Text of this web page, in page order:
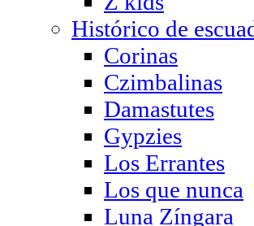
Histórico de
Corinas
Czimbalinas
Damastutes
Gypzies
Los Errantes
Los que nunca
Luna Zíngara